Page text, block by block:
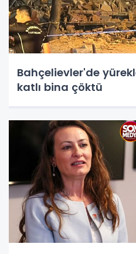
Bahçelievler'de
katlı bina çöktü